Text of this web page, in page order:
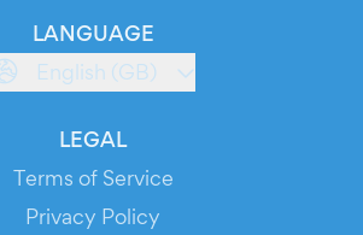
LANGUAGE
English (GB)
LEGAL
Terms of Service
Privacy Policy